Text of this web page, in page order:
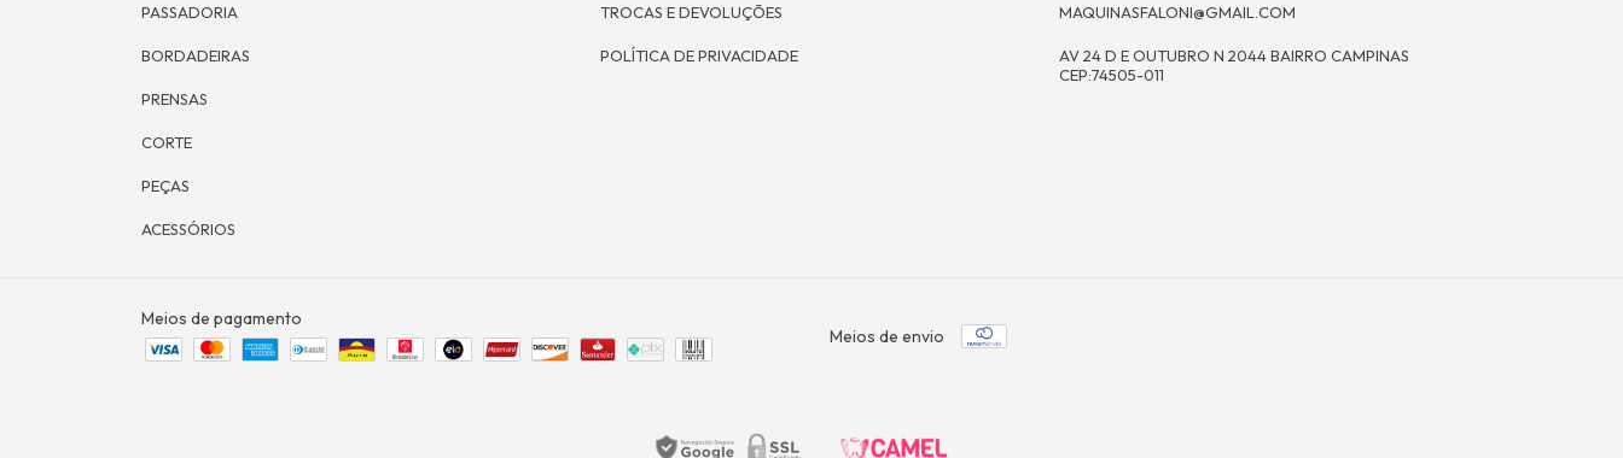
PASSADORIA
BORDADEIRAS
PRENSAS
CORTE
PEÇAS
ACESSÓRIOS
TROCAS E DEVOLUÇÕES
POLÍTICA DE PRIVACIDADE
MAQUINASFALONI@GMAIL.COM
AV 24 D E OUTUBRO N 2044 BAIRRO CAMPINAS
CEP:74505-011
Meios de pagamento
Meios de envio